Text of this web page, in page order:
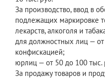
За производство, ввод в
подлежащих маркировке
лекарств, алкоголя и
для должностных лиц — от
конфискацией;
юрлиц — от 50 до 100 тыс.
За продажу товаров и